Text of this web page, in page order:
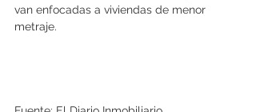
van enfocadas a viviendas de menor
metraje.